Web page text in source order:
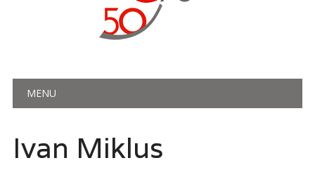
Main menu
MENU
Ivan Miklus